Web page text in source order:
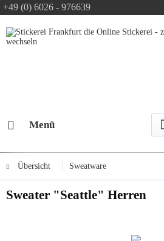
+49 (0) 6026 - 976639
Text-Logo kostenlos
Logo Konfiguration
Menü
Übersicht Sweatware
Sweater "Seattle" Herren